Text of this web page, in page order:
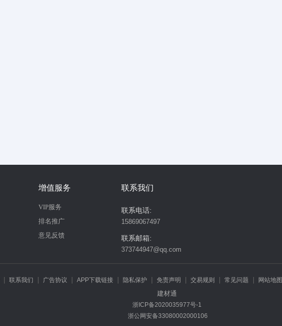
增值服务
VIP服务
排名推广
意见反馈
联系我们
联系电话:
15869067497
联系邮箱:
373744947@qq.com
联系我们 广告协议 APP下载链接 隐私保护 免责声明 交易规则 常见问题 网站地图
违规举报
建材通
浙ICP备2020035977号-1
浙公网安备33080002000106